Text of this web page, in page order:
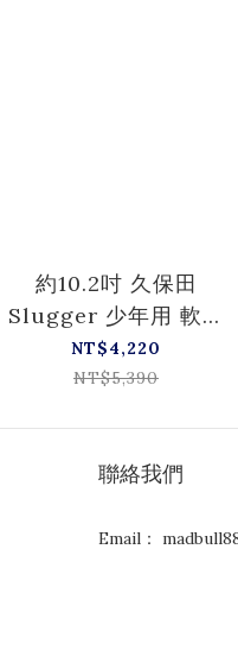
約10.2吋 久保田
Slugger 少年用 軟式
KSN-J6X
NT$4,220
NT$5,390
聯絡我們
Email：